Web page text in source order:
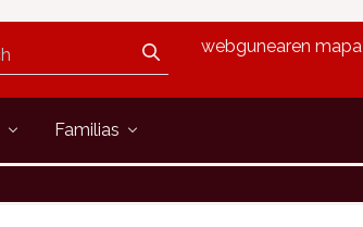
webgunearen mapa
Familias